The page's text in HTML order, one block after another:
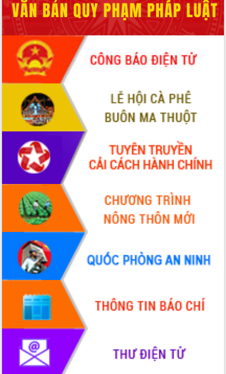
nhanh tiến độ các dự án trọng điểm
trong Khu kinh tế Nam Phú Yên
Hòn Yến phát triển du lịch gắn với bảo
tồn biển
Lấy ý kiến điều chỉnh Quy hoạch tỉnh
Đắk Lắk thời kỳ 2021-2030, tầm nhìn
đến năm 2050
Phát động chiến dịch 30 ngày đêm
giải phóng mặt bằng Tuyến đường bộ
ven biển
Đắk Lắk nỗ lực thúc đẩy tăng trưởng
kinh tế từ 10% trở lên trong Quý
II/2026
Đắk Lắk ký kết thỏa thuận hợp tác về
chuyển đổi số giai đoạn 2026 – 2030
với Tập đoàn Bưu chính Viễn thông
Thứ trưởng Bộ Y tế làm việc với tỉnh
Đắk Lắk về phát triển nhân lực y tế
cho trạm y tế cấp xã
Du lịch Đắk Lắk nâng tầm trải nghiệm
du khách thông qua Hệ thống cơ sở dữ
liệu và Bản đồ số
Tập huấn ứng dụng trí tuệ nhân tạo (AI)
trong thương mại điện tử năm 2026
Đoàn đại biểu Quốc hội tỉnh Đắk Lắk
trao đổi thông tin trước Kỳ họp thứ
nhất, Quốc hội khóa XVI
Quyết liệt cải cách hành chính, khơi
thông nguồn lực phát triển
Nâng cao hiệu lực, hiệu quả HĐND
tỉnh thông qua hiện đại hóa hành chính
Xã Ea Phê gắn cải cách hành chính với
chuyển đổi số